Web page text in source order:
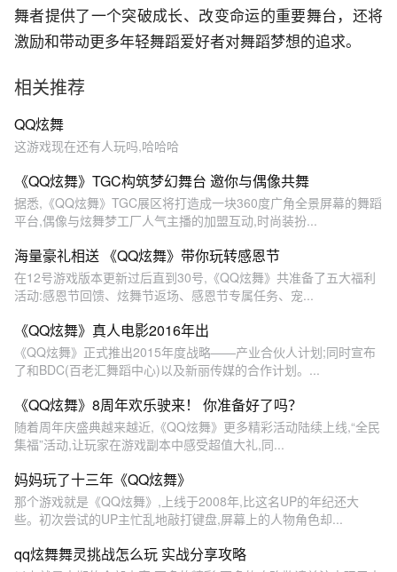
舞者提供了一个突破成长、改变命运的重要舞台，还将
激励和带动更多年轻舞蹈爱好者对舞蹈梦想的追求。
相关推荐
QQ炫舞
这游戏现在还有人玩吗,哈哈哈
《QQ炫舞》TGC构筑梦幻舞台 邀你与偶像共舞
据悉,《QQ炫舞》TGC展区将打造成一块360度广角全景屏幕的舞蹈
平台,偶像与炫舞梦工厂人气主播的加盟互动,时尚装扮...
海量豪礼相送 《QQ炫舞》带你玩转感恩节
在12号游戏版本更新过后直到30号,《QQ炫舞》共准备了五大福利
活动:感恩节回馈、炫舞节返场、感恩节专属任务、宠...
《QQ炫舞》真人电影2016年出
《QQ炫舞》正式推出2015年度战略——产业合伙人计划;同时宣布
了和BDC(百老汇舞蹈中心)以及新丽传媒的合作计划。...
《QQ炫舞》8周年欢乐驶来！ 你准备好了吗？
随着周年庆盛典越来越近,《QQ炫舞》更多精彩活动陆续上线,“全民
集福”活动,让玩家在游戏副本中感受超值大礼,同...
妈妈玩了十三年《QQ炫舞》
那个游戏就是《QQ炫舞》,上线于2008年,比这名UP的年纪还大
些。初次尝试的UP主忙乱地敲打键盘,屏幕上的人物角色却...
qq炫舞舞灵挑战怎么玩 实战分享攻略